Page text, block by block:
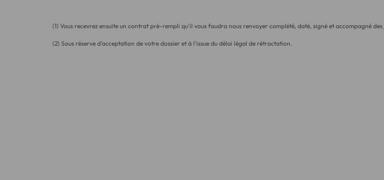
(1) Vous recevrez ensuite un contrat pré-rempli qu'il vous faudra nous renvoyer complété, daté, signé et accompagné
(2) Sous réserve d’acceptation de votre dossier et à l’issue du délai légal de rétractation.